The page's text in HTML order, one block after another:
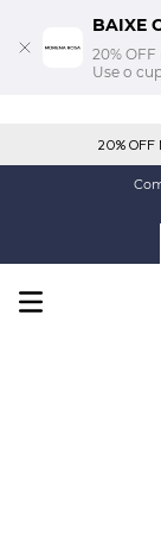
BAIXE
20%
Use o
20% OFF